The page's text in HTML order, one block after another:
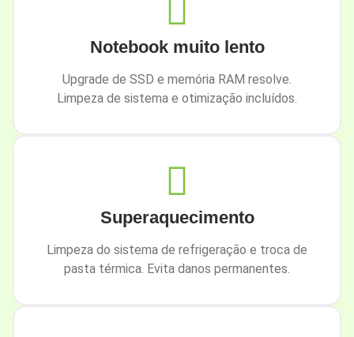
Notebook muito lento
Upgrade de SSD e memória RAM resolve.
Limpeza de sistema e otimização incluídos.
Superaquecimento
Limpeza do sistema de refrigeração e troca de
pasta térmica. Evita danos permanentes.